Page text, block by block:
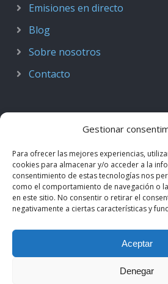
Gestionar
Para ofrecer las mejores experiencias,
cookies para almacenar y/o acceder a la
consentimiento de estas tecnologías nos
como el comportamiento de navegación o
en este sitio. No consentir o retirar el
negativamente a ciertas características y
Aceptar
Denegar
Emisiones en directo
Blog
Sobre nosotros
Contacto
Podcast de
Radio
. Los
autores originales y se muestran